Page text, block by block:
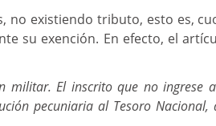
no existiendo tributo, esto es,
su exención. En efecto, el
militar. El inscrito que no ingrese
pecuniaria al Tesoro Nacional,